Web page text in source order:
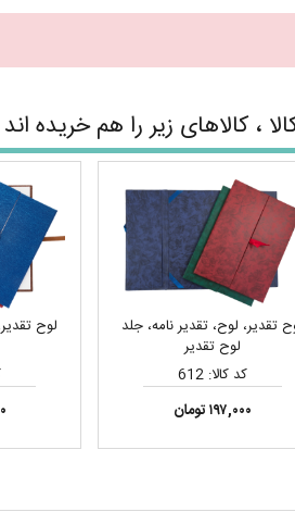
، کالاهای زیر را هم خریده اند
تقدیر، لوح، تقدیر نامه، جلد
لوح تقدیر
کد کالا: 612
۱۹۷,۰۰۰ تومان
لوح